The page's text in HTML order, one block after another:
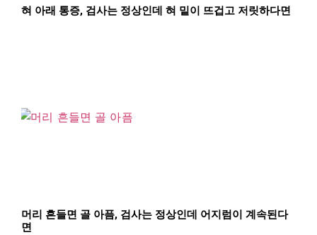
혀 아래 통증, 검사는 정상인데 혀 밑이 뜨겁고 저릿하다면
머리 흔들면 골 아픔, 검사는 정상인데 어지럼이 계속된다
면